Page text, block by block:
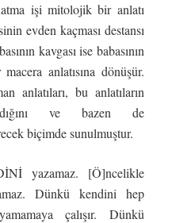
işi mitolojik bir anlatı
evden kaçması destansı
kavgası ise babasının
anlatısına dönüşür.
anlatıları, bu anlatıların
ve bazen de
biçimde sunulmuştur.
yazamaz. [Ö]ncelikle
Dünkü kendini hep
çalışır. Dünkü